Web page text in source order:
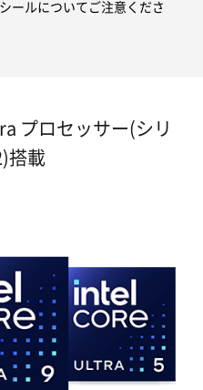
ールについてご注意くださ
プロセッサー(シリ
搭載